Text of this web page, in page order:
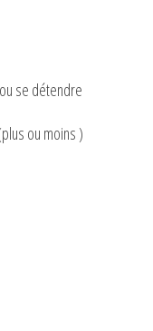
se détendre
ou moins )